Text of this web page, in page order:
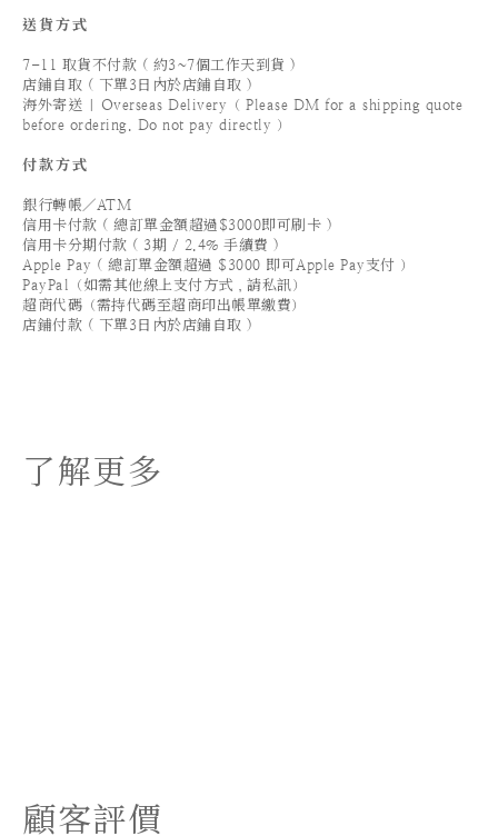
送貨方式
7-11 取貨不付款 ( 約3~7個工作天到貨 )
店鋪自取 ( 下單3日內於店鋪自取 )
海外寄送 | Overseas Delivery（ Please DM for a shipping quote
before ordering. Do not pay directly ）
付款方式
銀行轉帳／ATM
信用卡付款 ( 總訂單金額超過$3000即可刷卡 )
信用卡分期付款 ( 3期 / 2.4% 手續費 )
Apple Pay ( 總訂單金額超過 $3000 即可Apple Pay支付 ）
PayPal（如需其他線上支付方式，請私訊）
超商代碼（需持代碼至超商印出帳單繳費）
店鋪付款 ( 下單3日內於店鋪自取 )
了解更多
顧客評價